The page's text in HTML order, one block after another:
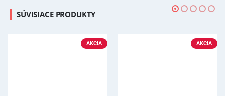
SÚVISIACE PRODUKTY